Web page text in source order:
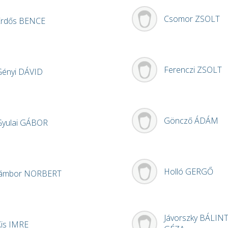
BENCE
DÁVID
GÁBOR
NORBERT
IMRE
Csomor ZSOLT
Ferenczi ZSOLT
GönczőÁDÁM
Holló GERGŐ
Jávorszky BÁLINT